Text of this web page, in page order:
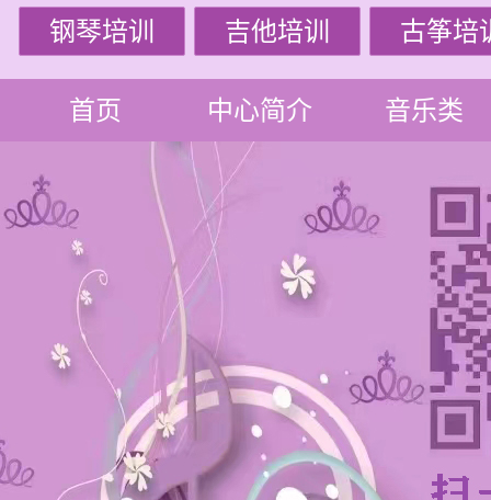
钢琴培训 吉他培训 古筝培
首页 中心简介 音乐类